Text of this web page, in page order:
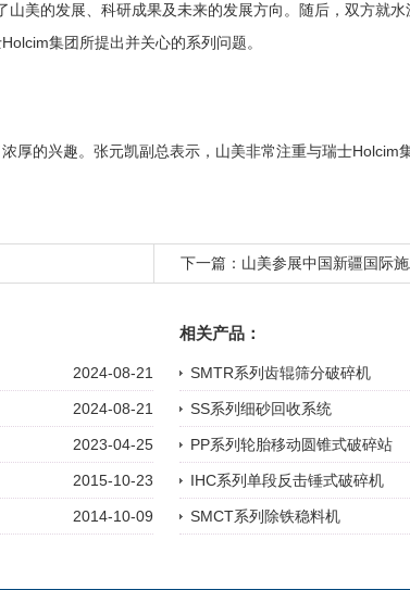
美的发展、科研成果及未来的发展方向。随后，双方就
集团所提出并关心的系列问题。
厚的兴趣。张元凯副总表示，山美非常注重与瑞士
下一篇： 山美参展中国新疆国际
2024-08-21
2024-08-21
2023-04-25
2015-10-23
2014-10-09
相关产品：
SMTR系列齿辊筛分破碎机
SS系列细砂回收系统
PP系列轮胎移动圆锥式破碎站
IHC系列单段反击锤式破碎机
SMCT系列除铁稳料机